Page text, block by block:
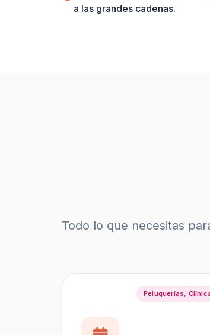
a las grandes cadenas.
Todo lo que necesitas
Peluquerías,